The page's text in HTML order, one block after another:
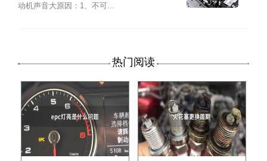
动机声音大原因：1、不可...
热门阅读